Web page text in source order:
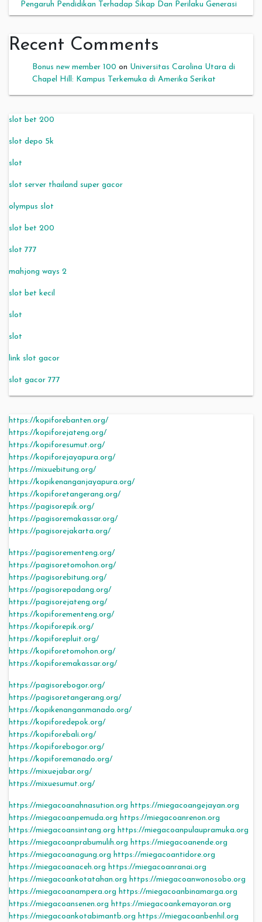
Pengaruh Pendidikan Terhadap Sikap Dan Perilaku Generasi
Recent Comments
Bonus new member 100 on Universitas Carolina Utara di
Chapel Hill: Kampus Terkemuka di Amerika Serikat
slot bet 200
slot depo 5k
slot
slot server thailand super gacor
olympus slot
slot bet 200
slot 777
mahjong ways 2
slot bet kecil
slot
slot
link slot gacor
slot gacor 777
https://kopiforebanten.org/
https://kopiforejateng.org/
https://kopiforesumut.org/
https://kopiforejayapura.org/
https://mixuebitung.org/
https://kopikenanganjayapura.org/
https://kopiforetangerang.org/
https://pagisorepik.org/
https://pagisoremakassar.org/
https://pagisorejakarta.org/
https://pagisorementeng.org/
https://pagisoretomohon.org/
https://pagisorebitung.org/
https://pagisorepadang.org/
https://pagisorejateng.org/
https://kopiforementeng.org/
https://kopiforepik.org/
https://kopiforepluit.org/
https://kopiforetomohon.org/
https://kopiforemakassar.org/
https://pagisorebogor.org/
https://pagisoretangerang.org/
https://kopikenanganmanado.org/
https://kopiforedepok.org/
https://kopiforebali.org/
https://kopiforebogor.org/
https://kopiforemanado.org/
https://mixuejabar.org/
https://mixuesumut.org/
https://miegacoanahnasution.org https://miegacoangejayan.org
https://miegacoanpemuda.org https://miegacoanrenon.org
https://miegacoansintang.org https://miegacoanpulaupramuka.org
https://miegacoanprabumulih.org https://miegacoanende.org
https://miegacoanagung.org https://miegacoantidore.org
https://miegacoanaceh.org https://miegacoanranai.org
https://miegacoankotatahan.org https://miegacoanwonosobo.org
https://miegacoanampera.org https://miegacoanbinamarga.org
https://miegacoansenen.org https://miegacoankemayoran.org
https://miegacoankotabimantb.org https://miegacoanbenhil.org